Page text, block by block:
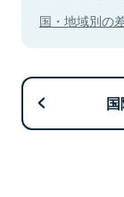
国・地域別の